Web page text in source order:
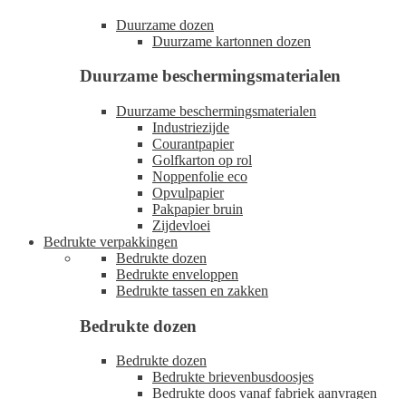
Duurzame dozen
Duurzame kartonnen dozen
Duurzame beschermingsmaterialen
Duurzame beschermingsmaterialen
Industriezijde
Courantpapier
Golfkarton op rol
Noppenfolie eco
Opvulpapier
Pakpapier bruin
Zijdevloei
Bedrukte verpakkingen
Bedrukte dozen
Bedrukte enveloppen
Bedrukte tassen en zakken
Bedrukte dozen
Bedrukte dozen
Bedrukte brievenbusdoosjes
Bedrukte doos vanaf fabriek aanvragen